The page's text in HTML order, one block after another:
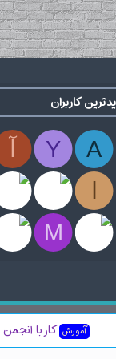
کاربران
A
Y
M
R
S
S
آموزش کار با انجمن